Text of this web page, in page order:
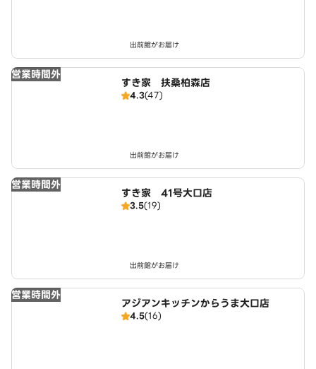
出前館がお届け
営業時間外
すき家 扶桑柏森店
4.3(47)
出前館がお届け
営業時間外
すき家 41号大口店
3.5(19)
出前館がお届け
営業時間外
アジアンキッチンからうま大口店
4.5(16)